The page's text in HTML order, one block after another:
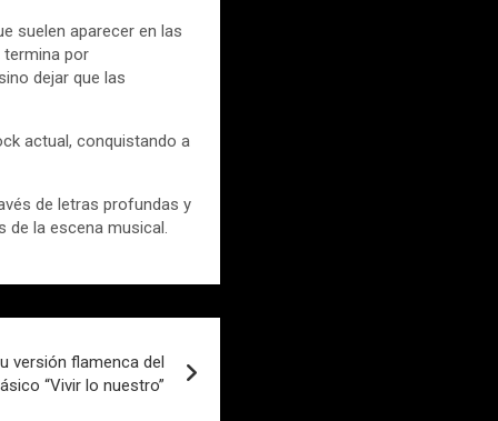
suelen aparecer en las
termina por
dejar que las
actual, conquistando a
de letras profundas y
de la escena musical.
versión flamenca del
“Vivir lo nuestro”